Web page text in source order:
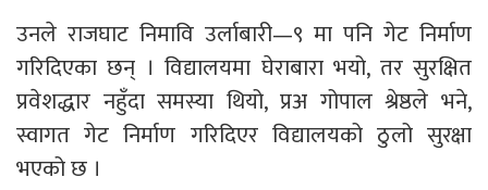
उनले राजघाट निमावि उर्लाबारी—९ मा पनि गेट निर्माण
गरिदिएका छन् । विद्यालयमा घेराबारा भयो, तर सुरक्षित
प्रवेशद्धार नहुँदा समस्या थियो, प्रअ गोपाल श्रेष्ठले भने,
स्वागत गेट निर्माण गरिदिएर विद्यालयको ठुलो सुरक्षा
भएको छ ।